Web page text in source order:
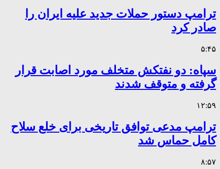
ترامپ دستور حملات جدید علیه ایران را
صادر کرد
۵:۴۵
سپاه: دو نفتکش متخلف مورد اصابت قرار
گرفته و متوقف شدند
۱۲:۵۹
ترامپ مدعی توافق تاریخی برای خلع سلاح
کامل حماس شد
۸:۵۷